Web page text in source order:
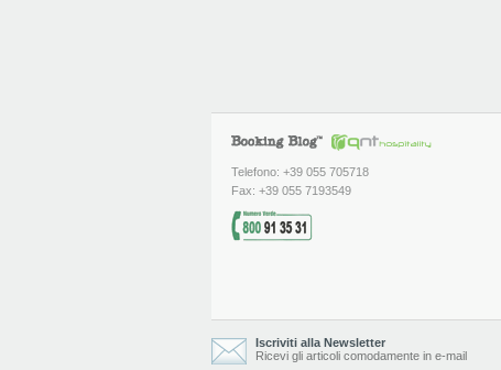
Telefono: +39 055 705718
Fax: +39 055 7193549
Iscriviti alla Newsletter
Ricevi gli articoli comodamente in e-mail